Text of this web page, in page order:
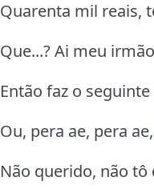
Quarenta mil reais,
Que...? Ai meu
Então faz o
Ou, pera ae, pera
Não querido, não